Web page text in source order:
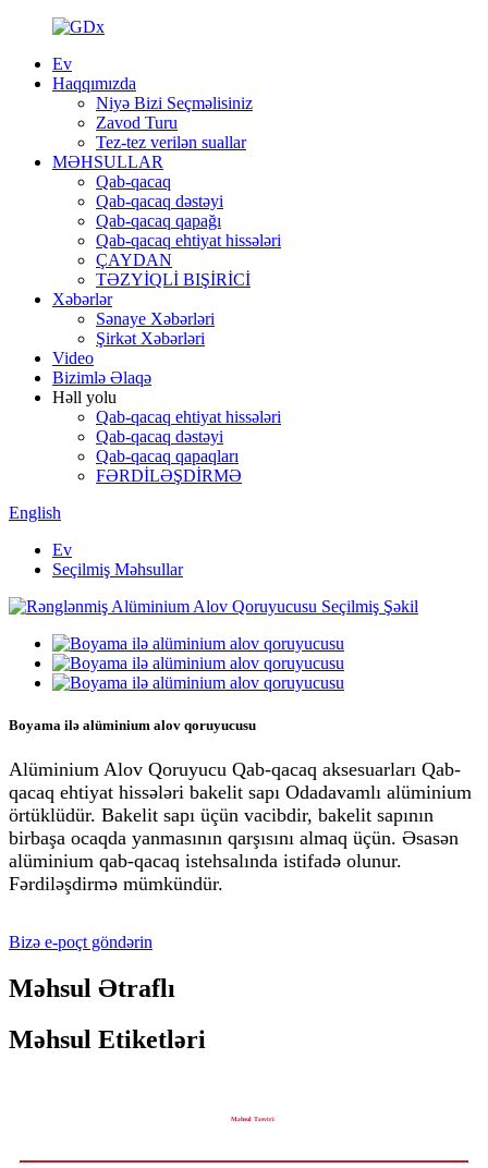
Ev
Haqqımızda
Niyə Bizi Seçməlisiniz
Zavod Turu
Tez-tez verilən suallar
MƏHSULLAR
Qab-qacaq
Qab-qacaq dəstəyi
Qab-qacaq qapağı
Qab-qacaq ehtiyat hissələri
ÇAYDAN
TƏZYİQLİ BIŞİRİCİ
Xəbərlər
Sənaye Xəbərləri
Şirkət Xəbərləri
Video
Bizimlə Əlaqə
Həll yolu
Qab-qacaq ehtiyat hissələri
Qab-qacaq dəstəyi
Qab-qacaq qapaqları
FƏRDİLƏŞDİRMƏ
English
Ev
Seçilmiş Məhsullar
Boyama ilə alüminium alov qoruyucusu
Alüminium Alov Qoruyucu Qab-qacaq aksesuarları Qab-
qacaq ehtiyat hissələri bakelit sapı Odadavamlı alüminium
örtüklüdür. Bakelit sapı üçün vacibdir, bakelit sapının
birbaşa ocaqda yanmasının qarşısını almaq üçün. Əsasən
alüminium qab-qacaq istehsalında istifadə olunur.
Fərdiləşdirmə mümkündür.
Bizə e-poçt göndərin
Məhsul Ətraflı
Məhsul Etiketləri
Məhsul Təsviri